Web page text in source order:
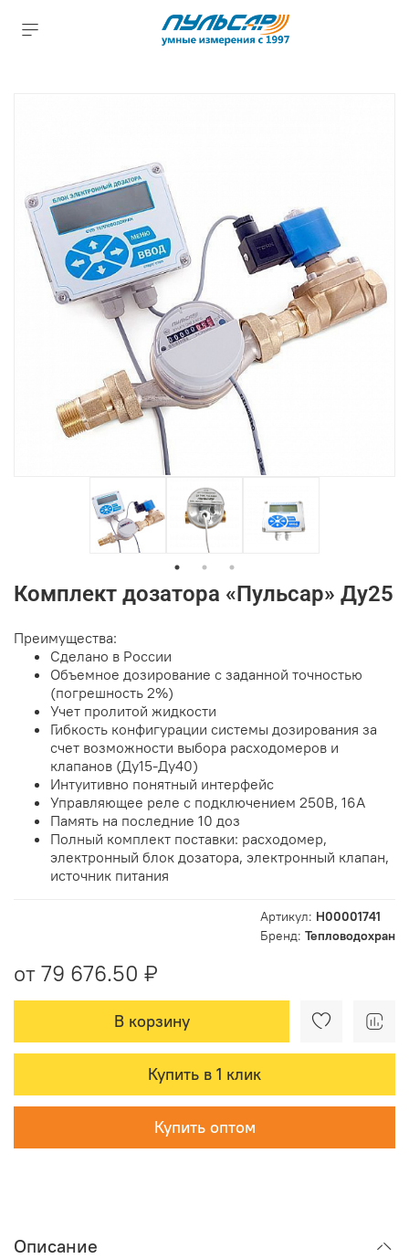
Артикул: Н00001741
Бренд: Тепловодохран
Комплект дозатора «Пульсар» Ду25
от 79 676.50 ₽
В корзину
Купить в 1 клик
Купить оптом
Преимущества:
Сделано в России
Объемное дозирование с заданной точностью
(погрешность 2%)
Учет пролитой жидкости
Гибкость конфигурации системы дозирования за
счет возможности выбора расходомеров и
клапанов (Ду15-Ду40)
Интуитивно понятный интерфейс
Управляющее реле с подключением 250В, 16А
Память на последние 10 доз
Полный комплект поставки: расходомер,
электронный блок дозатора, электронный клапан,
источник питания
Описание